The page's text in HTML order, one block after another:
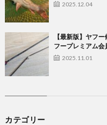
2025.12.04
【最新版】ヤフ
フープレミアム会
2025.11.01
カテゴリー